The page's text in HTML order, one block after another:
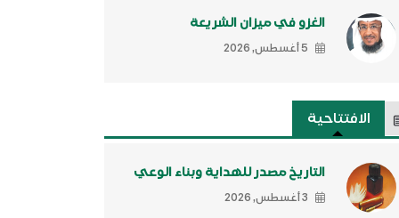
الغزو في ميزان الشريعة
5 أغسطس, 2026
الافتتاحية
التاريخ مصدر للهداية وبناء الوعي
3 أغسطس, 2026